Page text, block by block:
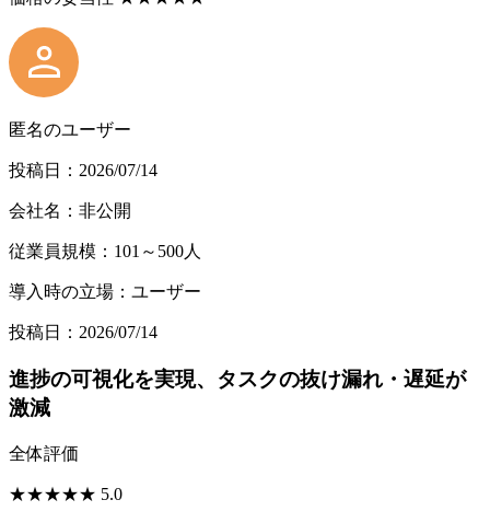
匿名のユーザー
投稿日：2026/07/14
会社名：非公開
従業員規模：101～500人
導入時の立場：ユーザー
投稿日：2026/07/14
進捗の可視化を実現、タスクの抜け漏れ・遅延が
激減
全体評価
★★★★★ 5.0